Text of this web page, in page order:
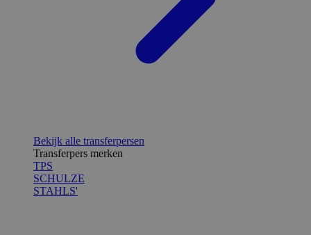
Bekijk alle transferpersen
Transferpers merken
TPS
SCHULZE
STAHLS'